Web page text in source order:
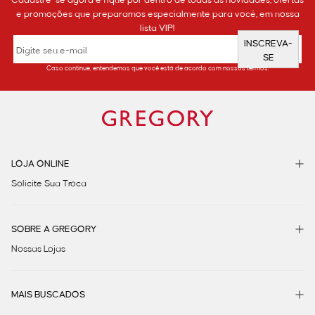
e promoções que preparamos especialmente para você, em nossa
lista VIP!
INSCREVA-
SE
Caso continue, entendemos que você está de acordo com nossos termos.
LOJA ONLINE
Solicite Sua Troca
SOBRE A GREGORY
Nossas Lojas
MAIS BUSCADOS